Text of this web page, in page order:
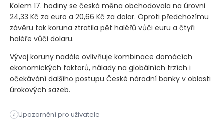
Kolem 17. hodiny se česká měna obchodovala na úrovni
24,33 Kč za euro a 20,66 Kč za dolar. Oproti předchozímu
závěru tak koruna ztratila pět haléřů vůči euru a čtyři
haléře vůči dolaru.
Vývoj koruny nadále ovlivňuje kombinace domácích
ekonomických faktorů, nálady na globálních trzích i
očekávání dalšího postupu České národní banky v oblasti
úrokových sazeb.
i Upozornění pro uživatele